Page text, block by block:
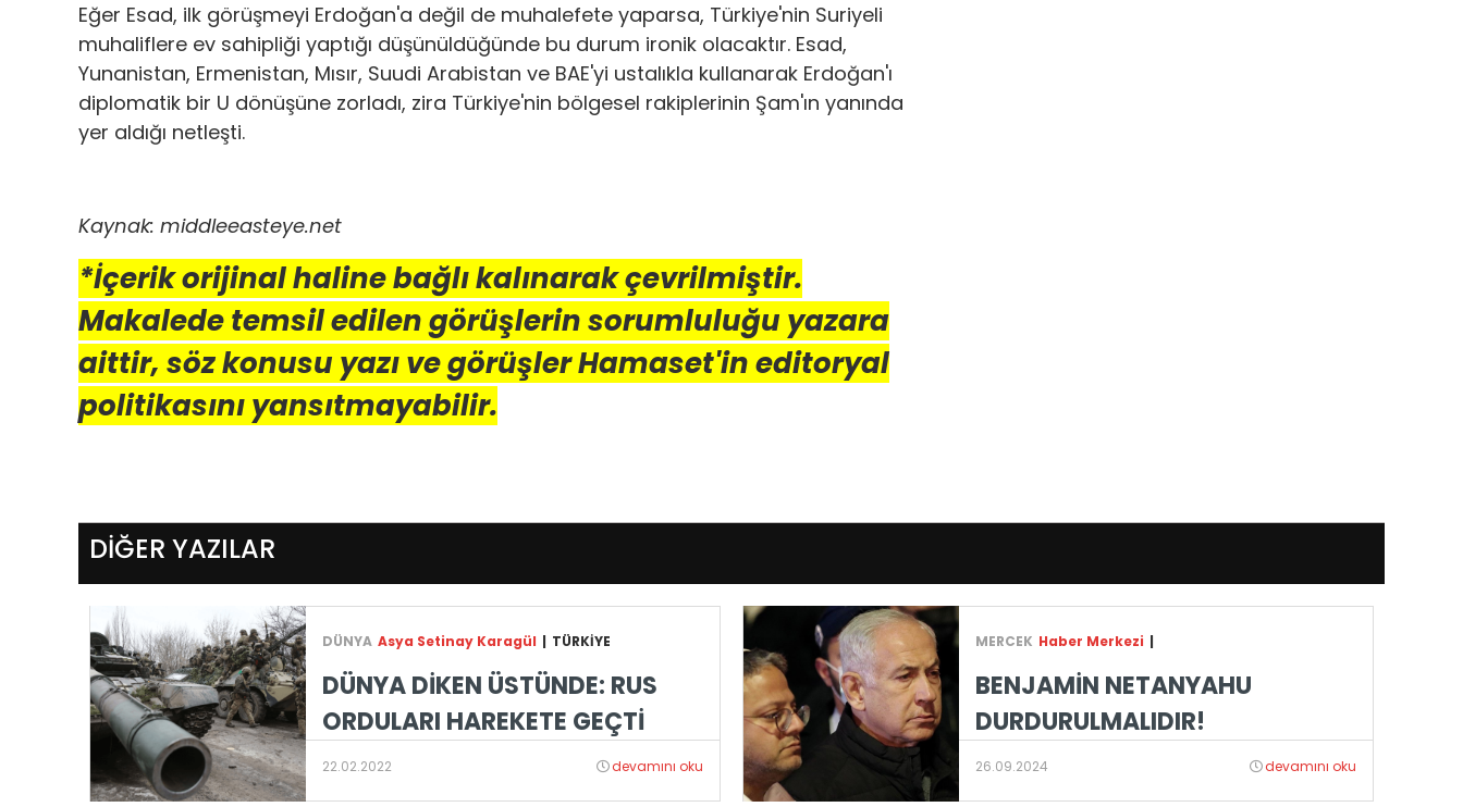
Eğer Esad, ilk görüşmeyi Erdoğan'a değil de muhalefete yaparsa, Türkiye'nin Suriyeli
muhaliflere ev sahipliği yaptığı düşünüldüğünde bu durum ironik olacaktır. Esad,
Yunanistan, Ermenistan, Mısır, Suudi Arabistan ve BAE'yi ustalıkla kullanarak Erdoğan'ı
diplomatik bir U dönüşüne zorladı, zira Türkiye'nin bölgesel rakiplerinin Şam'ın yanında
yer aldığı netleşti.
Kaynak: middleeasteye.net
*İçerik orijinal haline bağlı kalınarak çevrilmiştir.
Makalede temsil edilen görüşlerin sorumluluğu yazara
aittir, söz konusu yazı ve görüşler Hamaset'in editoryal
politikasını yansıtmayabilir.
DİĞER YAZILAR
DÜNYA Asya Setinay Karagül | TÜRKİYE
DÜNYA DİKEN ÜSTÜNDE: RUS
ORDULARI HAREKETE GEÇTİ
22.02.2022 devamını oku
MERCEK Haber Merkezi |
BENJAMİN NETANYAHU
DURDURULMALIDIR!
26.09.2024 devamını oku